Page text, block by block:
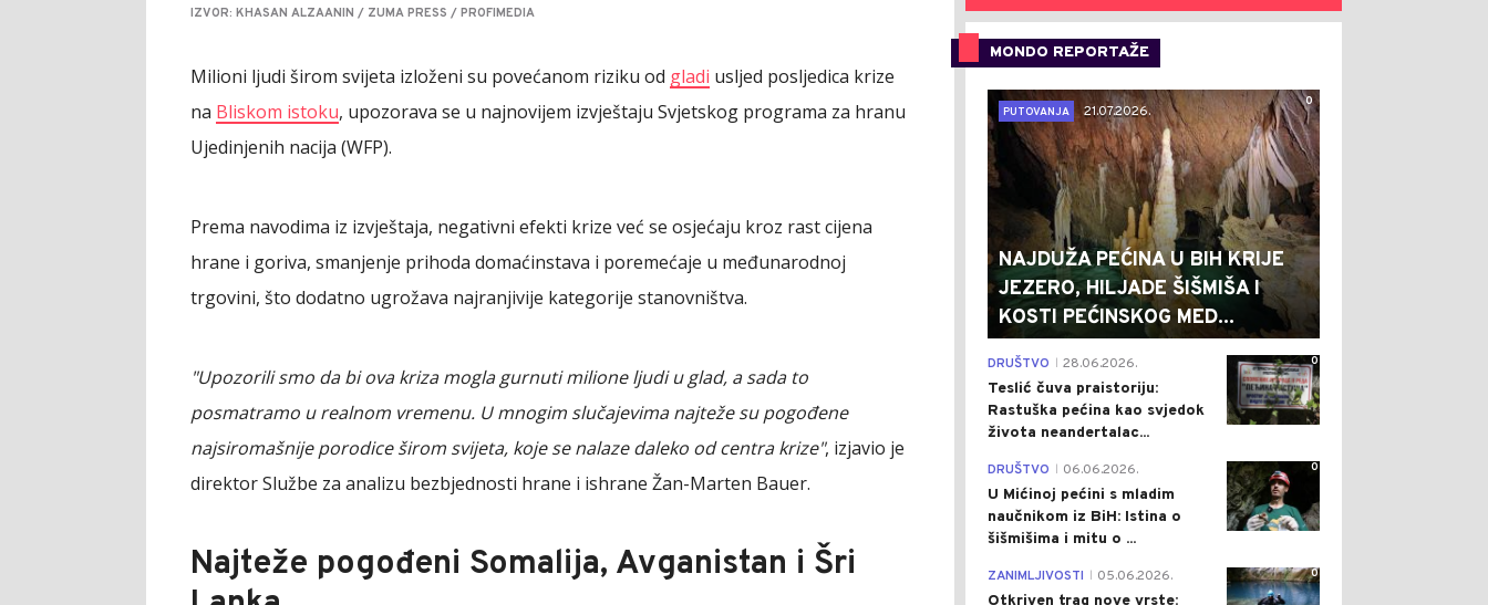
IZVOR: KHASAN ALZAANIN / ZUMA PRESS / PROFIMEDIA
Milioni ljudi širom svijeta izloženi su povećanom riziku od gladi usljed posljedica krize
na Bliskom istoku, upozorava se u najnovijem izvještaju Svjetskog programa za hranu
Ujedinjenih nacija (WFP).
Prema navodima iz izvještaja, negativni efekti krize već se osjećaju kroz rast cijena
hrane i goriva, smanjenje prihoda domaćinstava i poremećaje u međunarodnoj
trgovini, što dodatno ugrožava najranjivije kategorije stanovništva.
"Upozorili smo da bi ova kriza mogla gurnuti milione ljudi u glad, a sada to
posmatramo u realnom vremenu. U mnogim slučajevima najteže su pogođene
najsiromašnije porodice širom svijeta, koje se nalaze daleko od centra krize", izjavio je
direktor Službe za analizu bezbjednosti hrane i ishrane Žan-Marten Bauer.
Najteže pogođeni Somalija, Avganistan i Šri
MONDO REPORTAŽE
0
PUTOVANJA
21.07.2026.
NAJDUŽA PEĆINA U BIH KRIJE
JEZERO, HILJADE ŠIŠMIŠA I
KOSTI PEĆINSKOG MED...
0
DRUŠTVO 28.06.2026.
Teslić čuva praistoriju:
Rastuška pećina kao svjedok
života neandertalac...
0
DRUŠTVO 06.06.2026.
U Mićinoj pećini s mladim
naučnikom iz BiH: Istina o
šišmišima i mitu o ...
0
ZANIMLJIVOSTI 05.06.2026.
Otkriven trag nove vrste: